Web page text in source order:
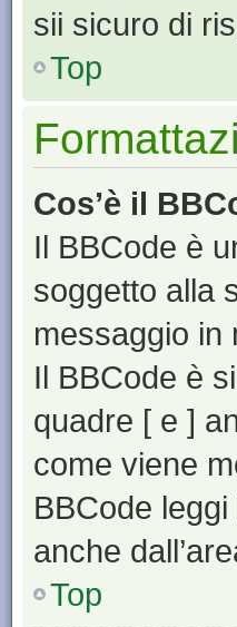
sii sicuro di
Top
Cos’è il
Il BBCode è
soggetto alla
messaggio in
Il BBCode è
quadre [ e ]
come viene
BBCode leggi
anche
Top